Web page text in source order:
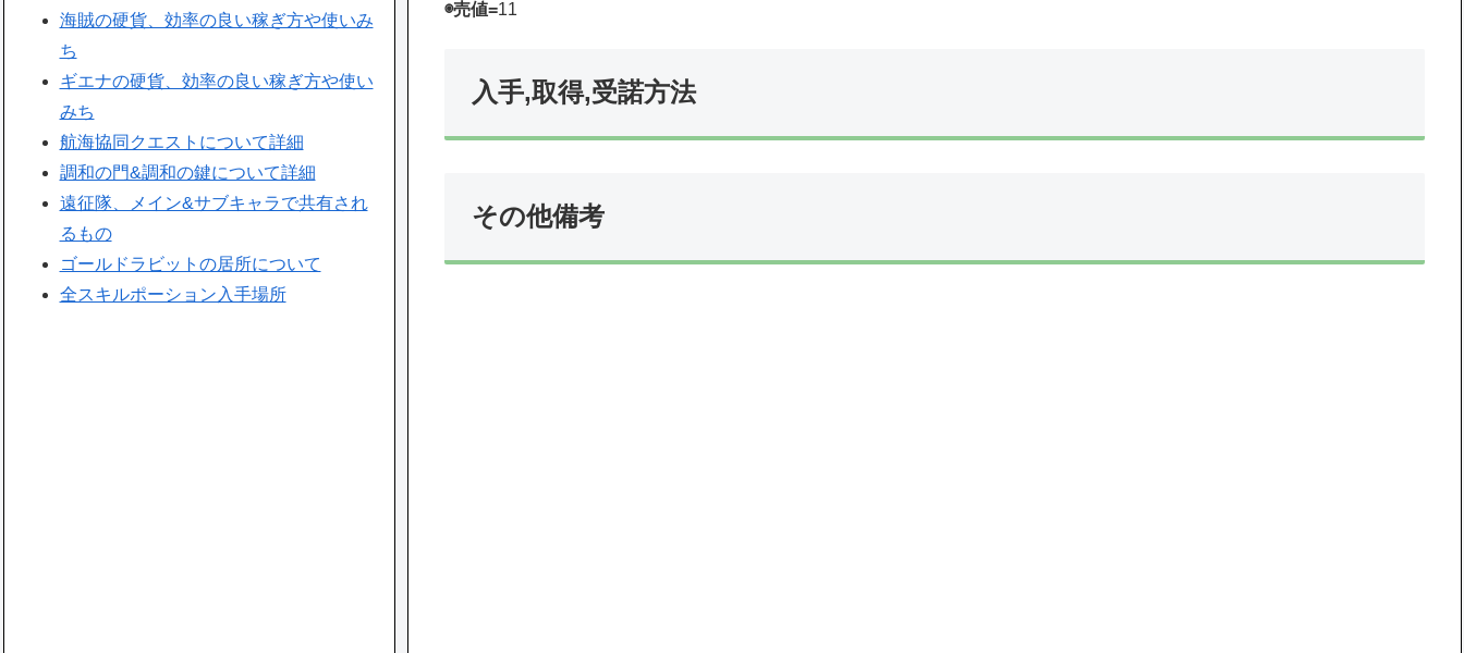
◉売値=11
入手,取得,受諾方法
その他備考
海賊の硬貨、効率の良い稼ぎ方や使いみ
ち
ギエナの硬貨、効率の良い稼ぎ方や使い
みち
航海協同クエストについて詳細
調和の門&調和の鍵について詳細
遠征隊、メイン&サブキャラで共有され
るもの
ゴールドラビットの居所について
全スキルポーション入手場所